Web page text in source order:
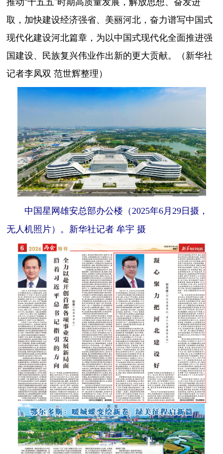
取，加快建设经济强省、美丽河北，奋力谱写中国式
现代化建设河北篇章，为以中国式现代化全面推进强
国建设、民族复兴伟业作出新的更大贡献。（新华社
记者李凤双 范世辉整理）
中国星网雄安总部办公楼（2025年6月29日摄，
无人机照片）。新华社记者 牟宇 摄